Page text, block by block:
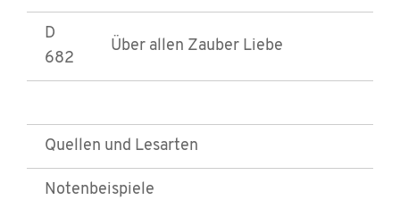
D
682
Über allen Zauber Liebe
Quellen und Lesarten
Notenbeispiele